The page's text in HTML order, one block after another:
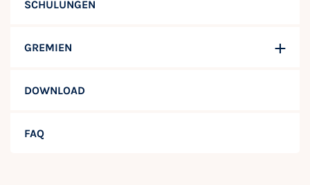
SCHULUNGEN
GREMIEN
DOWNLOAD
FAQ